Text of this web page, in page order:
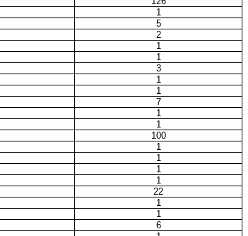
1
5
2
1
1
3
1
1
7
1
1
100
1
1
1
1
22
1
1
6